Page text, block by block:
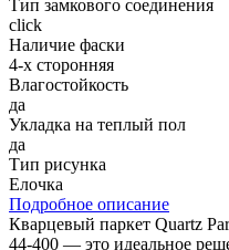
Тип замкового соединения
click
Наличие фаски
4-х сторонняя
Влагостойкость
да
Укладка на теплый пол
да
Тип рисунка
Елочка
Подробное описание
Кварцевый паркет Quartz
44-400 — это идеальное